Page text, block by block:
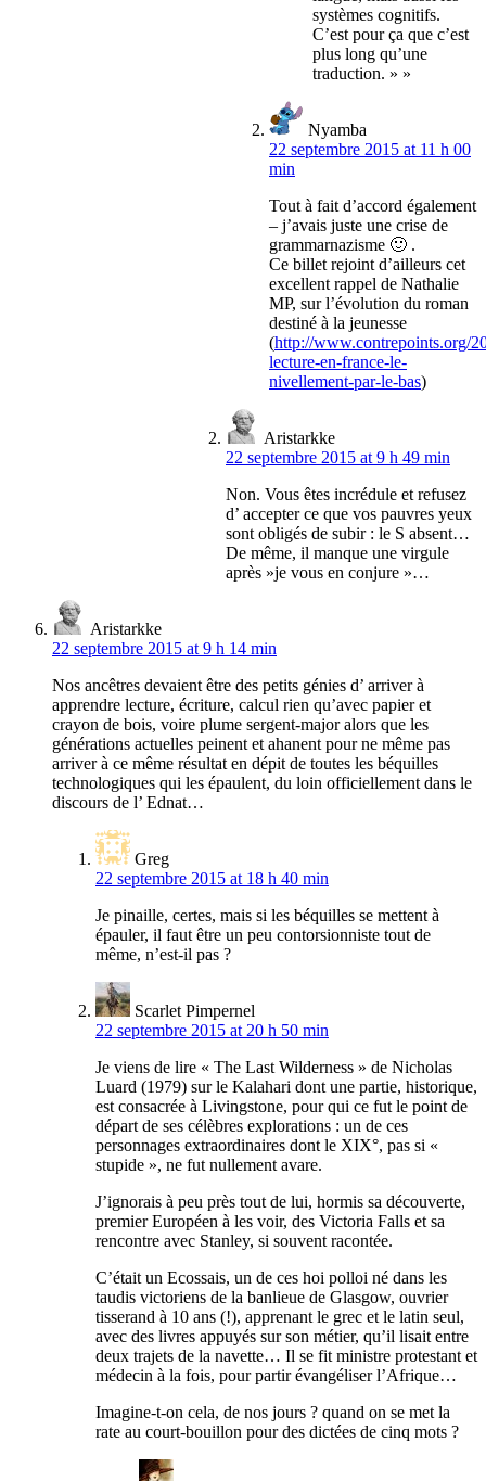
systèmes cognitifs.
C’est pour ça que c’est
plus long qu’une
traduction. » »
Nyamba
22 septembre 2015 at 11 h 00
min
Tout à fait d’accord également
– j’avais juste une crise de
grammarnazisme 🙂 .
Ce billet rejoint d’ailleurs cet
excellent rappel de Nathalie
MP, sur l’évolution du roman
destiné à la jeunesse
(http://www.contrepoints.org/
lecture-en-france-le-
nivellement-par-le-bas)
Aristarkke
22 septembre 2015 at 9 h 49 min
Non. Vous êtes incrédule et refusez
d’ accepter ce que vos pauvres yeux
sont obligés de subir : le S absent…
De même, il manque une virgule
après »je vous en conjure »…
Aristarkke
22 septembre 2015 at 9 h 14 min
Nos ancêtres devaient être des petits génies d’ arriver à
apprendre lecture, écriture, calcul rien qu’avec papier et
crayon de bois, voire plume sergent-major alors que les
générations actuelles peinent et ahanent pour ne même pas
arriver à ce même résultat en dépit de toutes les béquilles
technologiques qui les épaulent, du loin officiellement dans le
discours de l’ Ednat…
Greg
22 septembre 2015 at 18 h 40 min
Je pinaille, certes, mais si les béquilles se mettent à
épauler, il faut être un peu contorsionniste tout de
même, n’est-il pas ?
Scarlet Pimpernel
22 septembre 2015 at 20 h 50 min
Je viens de lire « The Last Wilderness » de Nicholas
Luard (1979) sur le Kalahari dont une partie, historique,
est consacrée à Livingstone, pour qui ce fut le point de
départ de ses célèbres explorations : un de ces
personnages extraordinaires dont le XIX°, pas si «
stupide », ne fut nullement avare.
J’ignorais à peu près tout de lui, hormis sa découverte,
premier Européen à les voir, des Victoria Falls et sa
rencontre avec Stanley, si souvent racontée.
C’était un Ecossais, un de ces hoi polloi né dans les
taudis victoriens de la banlieue de Glasgow, ouvrier
tisserand à 10 ans (!), apprenant le grec et le latin seul,
avec des livres appuyés sur son métier, qu’il lisait entre
deux trajets de la navette… Il se fit ministre protestant et
médecin à la fois, pour partir évangéliser l’Afrique…
Imagine-t-on cela, de nos jours ? quand on se met la
rate au court-bouillon pour des dictées de cinq mots ?